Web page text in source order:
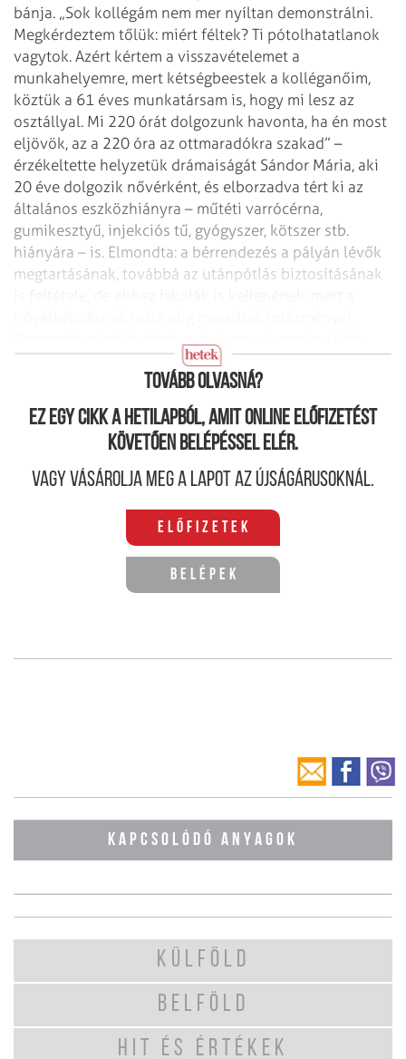
bánja. „Sok kollégám nem mer nyíltan demonstrálni.
Megkérdeztem tőlük: miért féltek? Ti pótolhatatlanok
vagytok. Azért kértem a visszavételemet a
munkahelyemre, mert kétségbeestek a kolléganőim,
köztük a 61 éves munkatársam is, hogy mi lesz az
osztállyal. Mi 220 órát dolgozunk havonta, ha én most
eljövök, az a 220 óra az ottmaradókra szakad” –
érzékeltette helyzetük drámaiságát Sándor Mária, aki
20 éve dolgozik nővérként, és elborzadva tért ki az
általános eszközhiányra – műtéti varrócérna,
gumikesztyű, injekciós tű, gyógyszer, kötszer stb.
hiányára – is. Elmondta: a bérrendezés a pályán lévők
megtartásának, továbbá az utánpótlás biztosításának
korlátlan keretszámot biztosított az ápolóképzésre.
Tovább olvasná?
Ez egy cikk a hetilapból, amit online előfizetést
követően belépéssel elér.
Vagy vásárolja meg a lapot az újságárusoknál.
Előfizetek
Belépek
KAPCSOLÓDÓ ANYAGOK
KÜLFÖLD
BELFÖLD
HIT ÉS ÉRTÉKEK